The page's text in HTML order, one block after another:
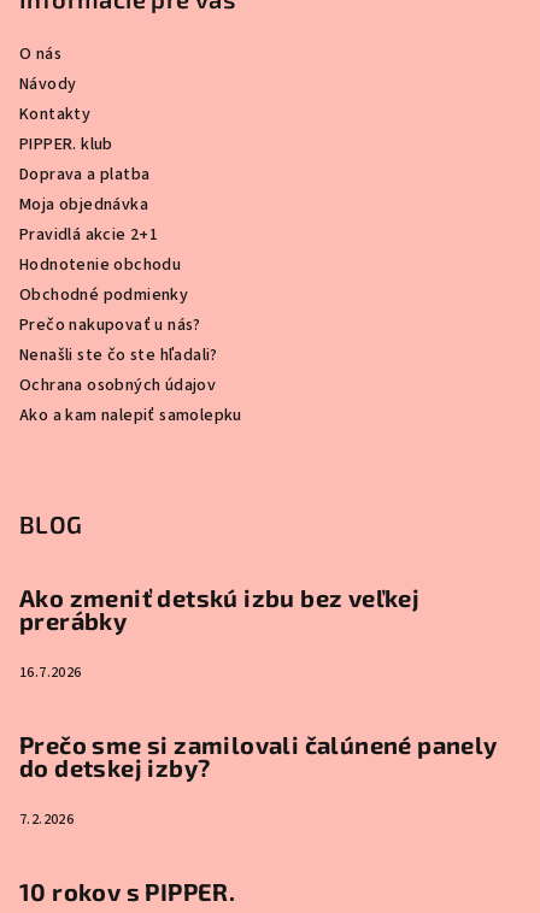
O nás
Návody
Kontakty
PIPPER. klub
Doprava a platba
Moja objednávka
Pravidlá akcie 2+1
Hodnotenie obchodu
Obchodné podmienky
Prečo nakupovať u nás?
Nenašli ste čo ste hľadali?
Ochrana osobných údajov
Ako a kam nalepiť samolepku
BLOG
Ako zmeniť detskú izbu bez veľkej
prerábky
16.7.2026
Prečo sme si zamilovali čalúnené panely
do detskej izby?
7.2.2026
10 rokov s PIPPER.